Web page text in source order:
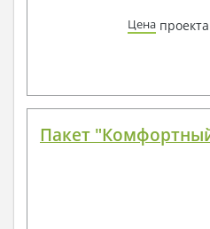
Цена
Пакет